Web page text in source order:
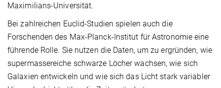
Maximilians-Universität.
Bei zahlreichen Euclid-Studien spielen auch die
Forschenden des Max-Planck-Institut für Astronomie eine
führende Rolle. Sie nutzen die Daten, um zu ergründen, wie
supermassereiche schwarze Löcher wachsen, wie sich
Galaxien entwickeln und wie sich das Licht stark variabler